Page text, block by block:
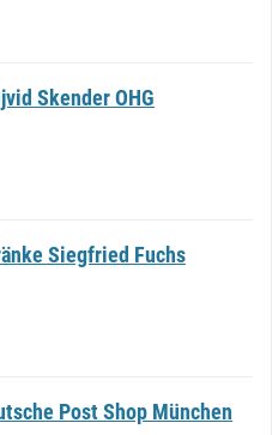
Skender OHG
Siegfried Fuchs
Post Shop München